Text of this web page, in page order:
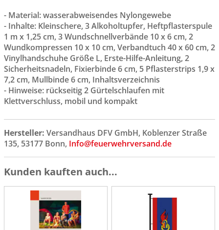
- Material: wasserabweisendes Nylongewebe
- Inhalte: Kleinschere, 3 Alkoholtupfer, Heftpflasterspule
1 m x 1,25 cm, 3 Wundschnellverbände 10 x 6 cm, 2
Wundkompressen 10 x 10 cm, Verbandtuch 40 x 60 cm, 2
Vinylhandschuhe Größe L, Erste-Hilfe-Anleitung, 2
Sicherheitsnadeln, Fixierbinde 6 cm, 5 Pflasterstrips 1,9 x
7,2 cm, Mullbinde 6 cm, Inhaltsverzeichnis
- Hinweise: rückseitig 2 Gürtelschlaufen mit
Klettverschluss, mobil und kompakt
Hersteller: Versandhaus DFV GmbH, Koblenzer Straße
135, 53177 Bonn, Info@feuerwehrversand.de
Kunden kauften auch...